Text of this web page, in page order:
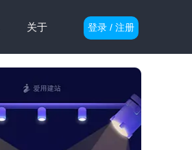
登录 / 注册
关于